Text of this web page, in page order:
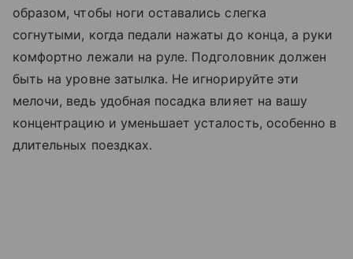
образом, чтобы ноги оставались слегка
согнутыми, когда педали нажаты до конца, а руки
комфортно лежали на руле. Подголовник должен
быть на уровне затылка. Не игнорируйте эти
мелочи, ведь удобная посадка влияет на вашу
концентрацию и уменьшает усталость, особенно в
длительных поездках.